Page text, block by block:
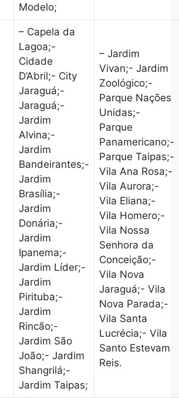
Modelo;
– Capela da
Lagoa;-
Cidade
D’Abril;- City
Jaraguá;-
Jaraguá;-
Jardim
Alvina;-
Jardim
Bandeirantes;-
Jardim
Brasília;-
Jardim
Donária;-
Jardim
Ipanema;-
Jardim Líder;-
Jardim
Pirituba;-
Jardim
Rincão;-
Jardim São
João;- Jardim
Shangrilá;-
Jardim Taipas;
– Jardim
Vivan;- Jardim
Zoológico;-
Parque Nações
Unidas;-
Parque
Panamericano;-
Parque Taipas;-
Vila Ana Rosa;-
Vila Aurora;-
Vila Eliana;-
Vila Homero;-
Vila Nossa
Senhora da
Conceição;-
Vila Nova
Jaraguá;- Vila
Nova Parada;-
Vila Santa
Lucrécia;- Vila
Santo Estevam
Reis.